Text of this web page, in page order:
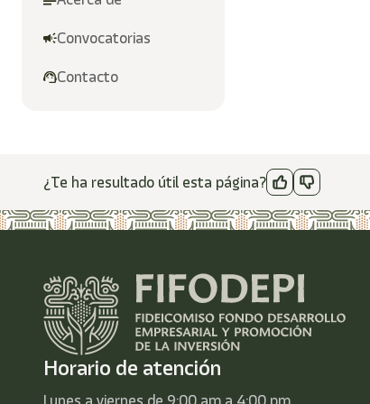
Convocatorias
Contacto
¿Te ha resultado útil esta página?
Horario de atención